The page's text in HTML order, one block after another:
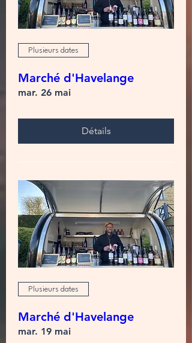
Plusieurs dates
Marché d'Havelange
mar. 26 mai
Détails
Plusieurs dates
Marché d'Havelange
mar. 19 mai